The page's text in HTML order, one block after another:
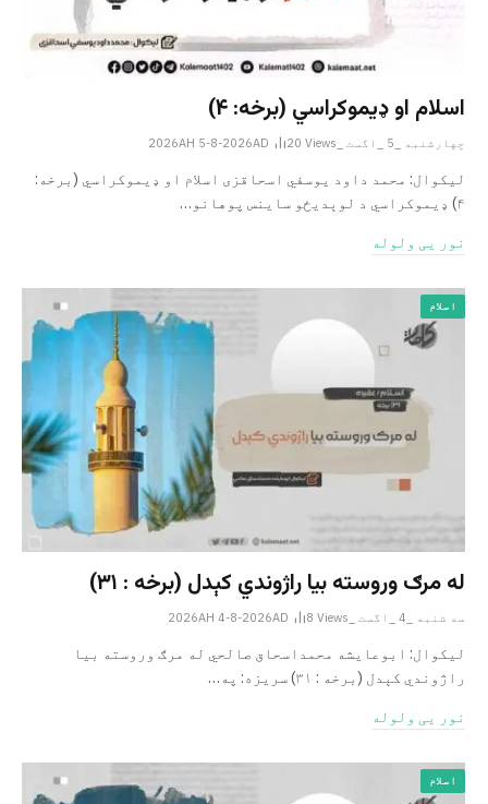
اسلام او ډیموکراسي (برخه: ۴)
چهارشنبه _5 _اگست _2026AH 5-8-2026AD 20 Views
لیکوال: محمد داود یوسفي اسحاقزی اسلام او ډیموکراسي (برخه:
۴) ډیموکراسي د لوېدیځو ساینس پوهانو…
نور یی ولوله
اسلام
له مرګ وروسته بیا راژوندي کېدل (برخه : ۳۱)
سه شنبه _4 _اگست _2026AH 4-8-2026AD 8 Views
لیکوال: ابوعایشه محمداسحاق صالحي له مرګ وروسته بیا
راژوندي کېدل (برخه : ۳۱) سریزه: په…
نور یی ولوله
اسلام